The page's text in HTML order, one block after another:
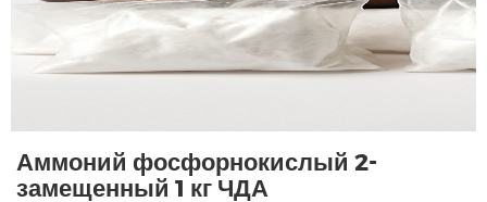
Аммоний фосфорнокислый 2-
замещенный 1 кг ЧДА